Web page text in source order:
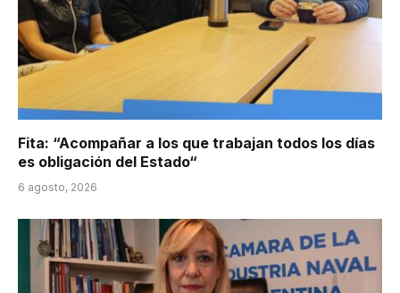
Fita: “Acompañar a los que trabajan todos los días
es obligación del Estado“
6 agosto, 2026